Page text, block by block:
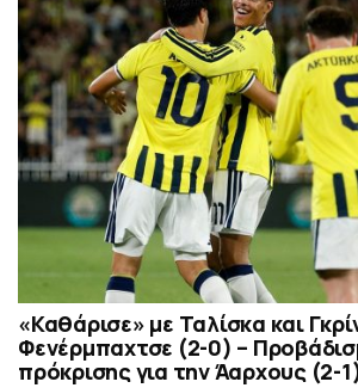
«Καθάρισε» με Ταλίσκα και
Φενέρμπαχτσε (2-0) –
πρόκρισης για την Άαρχους (2-